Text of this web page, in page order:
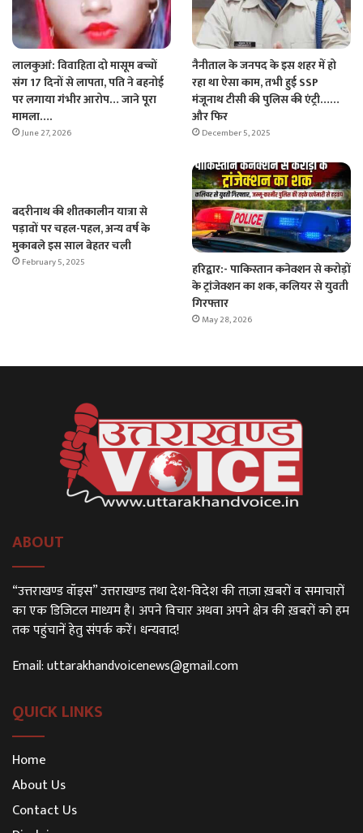
लालकुआं: विवाहिता दो मासूम बच्चों
संग 17 दिनों से लापता, पति ने बहनोई
पर लगाया गंभीर आरोप… जाने पूरा
मामला….
June 27, 2026
नैनीताल के जनपद के इस शहर में हो
रहा था ऐसा काम, तभी हुई SSP
मंजूनाथ टीसी की पुलिस की एंट्री……
और फिर
December 5, 2025
बदरीनाथ की शीतकालीन यात्रा से
पड़ावों पर चहल-पहल, अन्य वर्ष के
मुकाबले इस साल बेहतर चली
February 5, 2025
हरिद्वार:- पाकिस्तान कनेक्शन से करोड़ों
के ट्रांजेक्शन का शक, कलियर से युवती
गिरफ्तार
May 28, 2026
ABOUT
“उत्तराखण्ड वॉइस” उत्तराखण्ड तथा देश-विदेश की ताज़ा ख़बरों व समाचारों
का एक डिजिटल माध्यम है। अपने विचार अथवा अपने क्षेत्र की ख़बरों को हम
तक पहुंचानें हेतु संपर्क करें। धन्यवाद!
Email:uttarakhandvoicenews@gmail.com
QUICK LINKS
Home
About Us
Contact Us